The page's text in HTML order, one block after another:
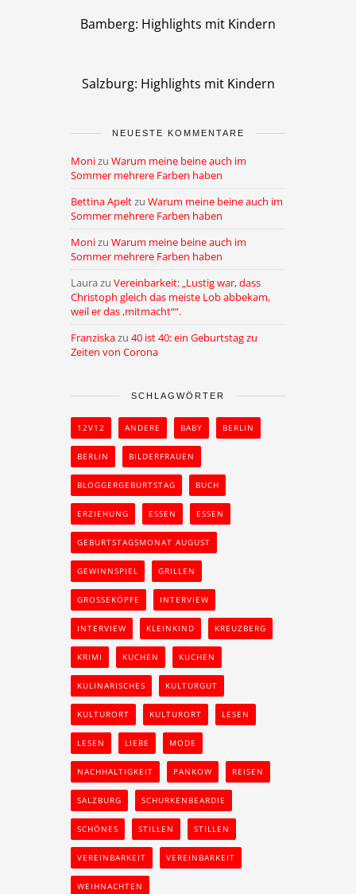
Bamberg: Highlights mit Kindern
Salzburg: Highlights mit Kindern
NEUESTE KOMMENTARE
Monizu Warum meine beine auch im
Sommer mehrere Farben haben
Bettina Apeltzu Warum meine beine auch im
Sommer mehrere Farben haben
Monizu Warum meine beine auch im
Sommer mehrere Farben haben
Laura zu Vereinbarkeit: „Lustig war, dass
Christoph gleich das meiste Lob abbekam,
weil er das ,mitmacht““.
Franziskazu 40 ist 40: ein Geburtstag zu
Zeiten von Corona
SCHLAGWÖRTER
12V12 ANDERE BABY BERLIN
BERLIN BILDERFRAUEN
BLOGGERGEBURTSTAG BUCH
ERZIEHUNG ESSEN ESSEN
GEBURTSTAGSMONAT AUGUST
GEWINNSPIEL GRILLEN
GROSSEKÖPFE INTERVIEW
INTERVIEW KLEINKIND KREUZBERG
KRIMI KUCHEN KUCHEN
KULINARISCHES KULTURGUT
KULTURORT KULTURORT LESEN
LESEN LIEBE MODE
NACHHALTIGKEIT PANKOW REISEN
SALZBURG SCHURKENBEARDIE
SCHÖNES STILLEN STILLEN
VEREINBARKEIT VEREINBARKEIT
WEIHNACHTEN